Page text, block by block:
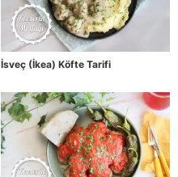
İsveç (İkea) Köfte Tarifi